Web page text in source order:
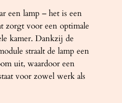
een lamp – het is een
zorgt voor een optimale
kamer. Dankzij de
straalt de lamp een
uit, waardoor een
voor zowel werk als